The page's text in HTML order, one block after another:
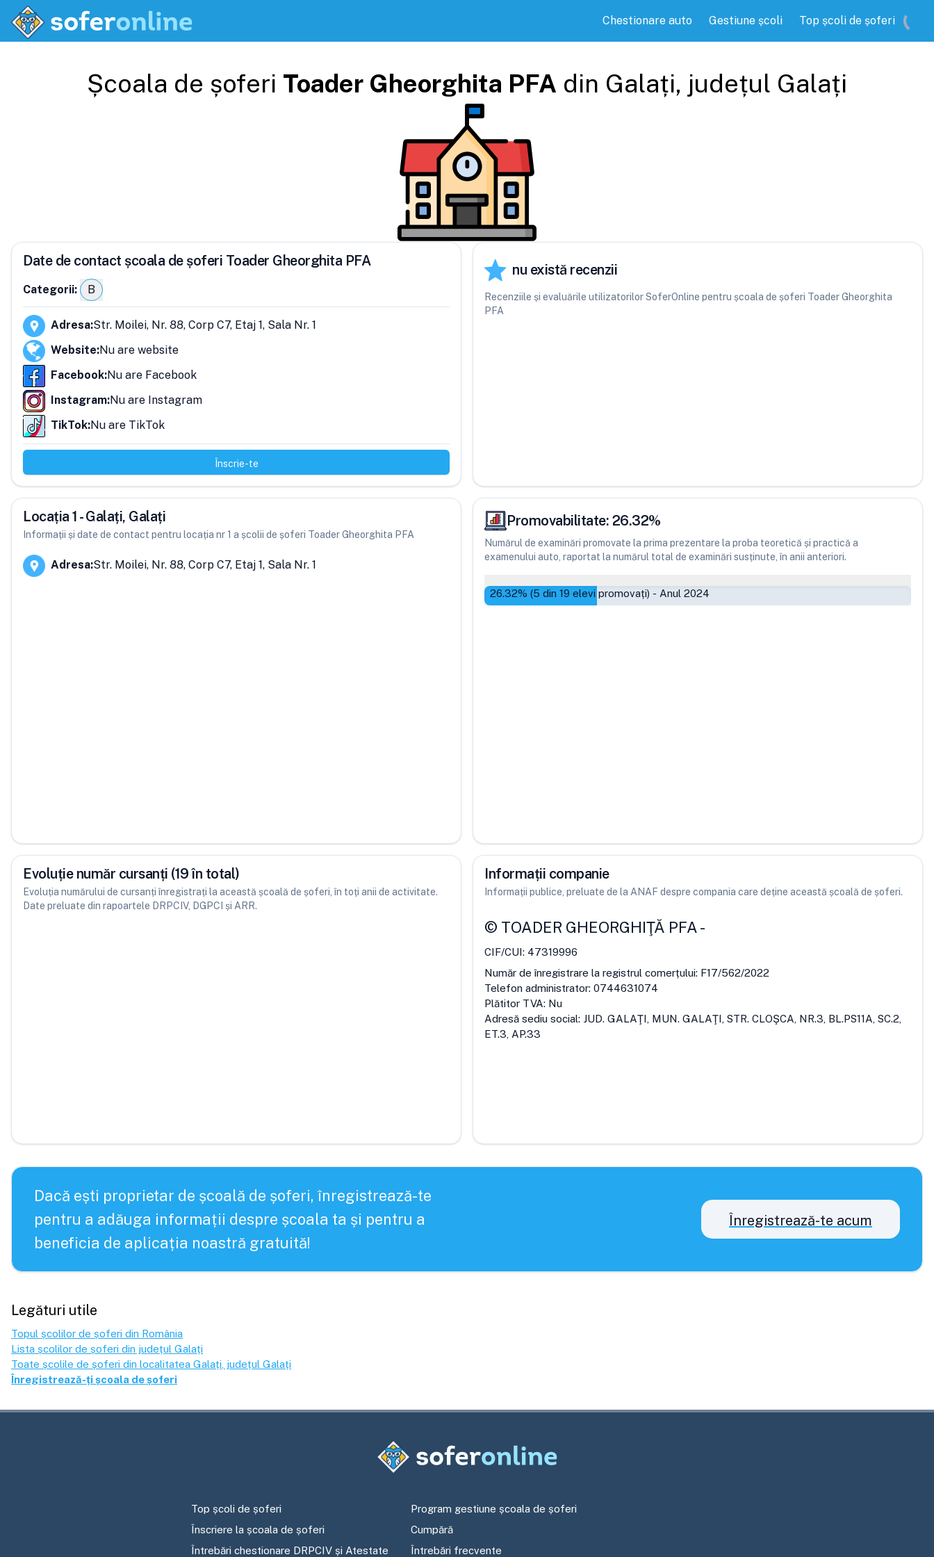
Chestionare auto Gestiune școli Top școli de șoferi
Școala de șoferi Toader Gheorghita PFA din Galați, județul Galați
Date de contact școala de șoferi Toader Gheorghita PFA
Categorii: B
Adresa:Str. Moilei, Nr. 88, Corp C7, Etaj 1, Sala Nr. 1
Website:Nu are website
Facebook:Nu are Facebook
Instagram:Nu are Instagram
TikTok:Nu are TikTok
Înscrie-te
nu există recenzii
Recenziile și evaluările utilizatorilor SoferOnline pentru școala de șoferi Toader Gheorghita
PFA
Locația 1 - Galați, Galați
Informații și date de contact pentru locația nr 1 a școlii de șoferi Toader Gheorghita PFA
Adresa:Str. Moilei, Nr. 88, Corp C7, Etaj 1, Sala Nr. 1
Promovabilitate: 26.32%
Numărul de examinări promovate la prima prezentare la proba teoretică și practică a
examenului auto, raportat la numărul total de examinări susținute, în anii anteriori.
26.32% (5 din 19 elevi promovați) - Anul 2024
Evoluție număr cursanți (19 în total)
Evoluția numărului de cursanți înregistrați la această școală de șoferi, în toți anii de activitate.
Date preluate din rapoartele DRPCIV, DGPCI și ARR.
Informații companie
Informații publice, preluate de la ANAF despre compania care deține această școală de șoferi.
© TOADER GHEORGHIŢĂ PFA-
CIF/CUI: 47319996
Număr de înregistrare la registrul comerțului: F17/562/2022
Telefon administrator: 0744631074
Plătitor TVA: Nu
Adresă sediu social: JUD. GALAŢI, MUN. GALAŢI, STR. CLOŞCA, NR.3, BL.PS11A, SC.2,
ET.3, AP.33
Dacă ești proprietar de școală de șoferi, înregistrează-te
pentru a adăuga informații despre școala ta și pentru a
beneficia de aplicația noastră gratuită!
Înregistrează-te acum
Legături utile
Topul școlilor de șoferi din România
Lista școlilor de șoferi din județul Galați
Toate școlile de șoferi din localitatea Galați , județul Galați
Înregistrează-ți școala de șoferi
Top școli de șoferi
Înscriere la școala de șoferi
Întrebări chestionare DRPCIV și Atestate
Program gestiune școala de șoferi
Cumpără
Întrebări frecvente